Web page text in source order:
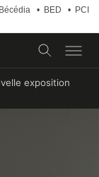
Bécédia • BED •
PCI
exposition